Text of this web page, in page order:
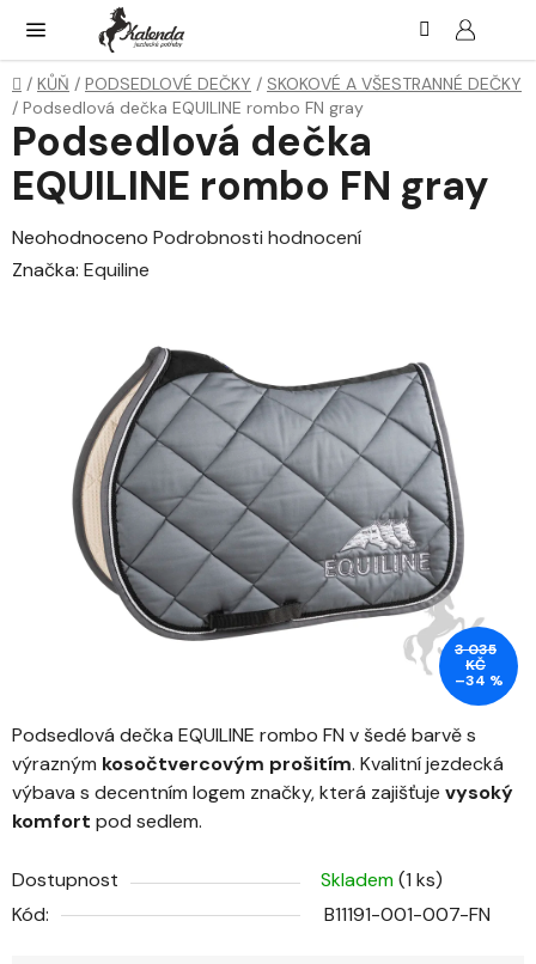
obsah
Domů
/ KŮŇ / PODSEDLOVÉ DEČKY / SKOKOVÉ A VŠESTRANNÉ DEČKY
/ Podsedlová dečka EQUILINE rombo FN gray
Podsedlová dečka EQUILINE rombo FN v šedé barvě s
výrazným kosočtvercovým prošitím. Kvalitní jezdecká
výbava s decentním logem značky, která zajišťuje vysoký
komfort pod sedlem.
Dostupnost Skladem(1 ks)
Kód:
B11191-001-007-FN
Podsedlová dečka
EQUILINE rombo FN gray
Průměrné
hodnocení
hvězdiček.
Neohodnoceno Podrobnosti hodnocení
Značka: Equiline
3 035
KČ
–34 %